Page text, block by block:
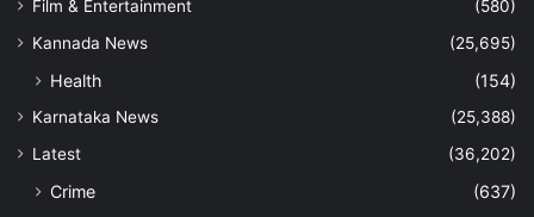
Film & Entertainment
(580)
Kannada News
(25,695)
Health (154)
Karnataka News
(25,388)
Latest
(36,202)
Crime
(637)